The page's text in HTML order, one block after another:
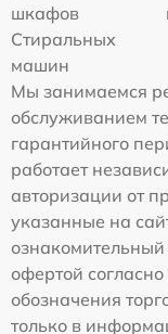
шкафов
Стиральных
машин
Мы занимаемся
обслуживанием
гарантийного
работает
авторизации от
указанные на
офертой
обозначения
только в